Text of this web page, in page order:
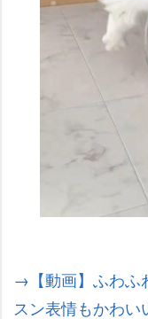
→【動画】ふわふ
スン表情もかわい